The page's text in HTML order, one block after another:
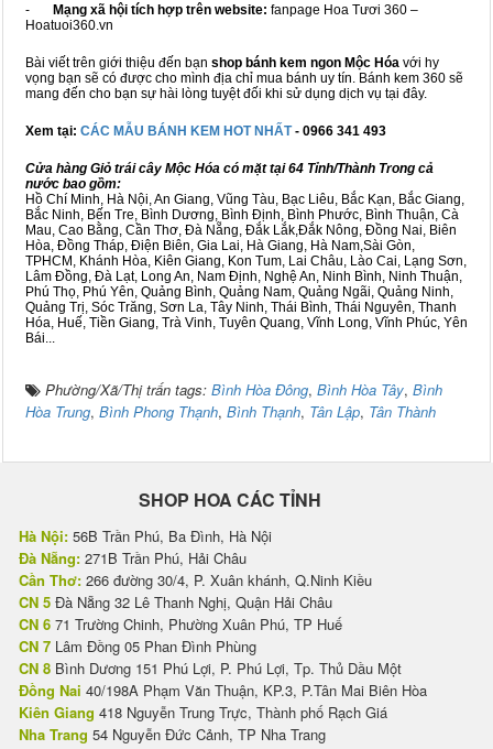
- Mạng xã hội tích hợp trên website: fanpage Hoa Tươi 360 –
Hoatuoi360.vn
Bài viết trên giới thiệu đến bạn shop bánh kem ngon Mộc Hóa với hy
vọng bạn sẽ có được cho mình địa chỉ mua bánh uy tín. Bánh kem 360 sẽ
mang đến cho bạn sự hài lòng tuyệt đối khi sử dụng dịch vụ tại đây.
Xem tại: CÁC MẪU BÁNH KEM HOT NHẤT- 0966 341 493
Cửa hàng Giỏ trái cây Mộc Hóa có mặt tại 64 Tỉnh/Thành Trong cả
nước bao gồm:
Hồ Chí Minh, Hà Nội, An Giang, Vũng Tàu, Bạc Liêu, Bắc Kạn, Bắc Giang,
Bắc Ninh, Bến Tre, Bình Dương, Bình Định, Bình Phước, Bình Thuận, Cà
Mau, Cao Bằng, Cần Thơ, Đà Nẵng, Đắk Lắk,Đắk Nông, Đồng Nai, Biên
Hòa, Đồng Tháp, Điện Biên, Gia Lai, Hà Giang, Hà Nam,Sài Gòn,
TPHCM, Khánh Hòa, Kiên Giang, Kon Tum, Lai Châu, Lào Cai, Lạng Sơn,
Lâm Đồng, Đà Lạt, Long An, Nam Định, Nghệ An, Ninh Bình, Ninh Thuận,
Phú Thọ, Phú Yên, Quảng Bình, Quảng Nam, Quảng Ngãi, Quảng Ninh,
Quảng Trị, Sóc Trăng, Sơn La, Tây Ninh, Thái Bình, Thái Nguyên, Thanh
Hóa, Huế, Tiền Giang, Trà Vinh, Tuyên Quang, Vĩnh Long, Vĩnh Phúc, Yên
Bái...
Phường/Xã/Thị trấn tags: Bình Hòa Đông, Bình Hòa Tây, Bình
Hòa Trung, Bình Phong Thạnh, Bình Thạnh, Tân Lập, Tân Thành
SHOP HOA CÁC TỈNH
Hà Nội: 56B Trần Phú, Ba Đình, Hà Nội
Đà Nẵng: 271B Trần Phú, Hải Châu
Cần Thơ: 266 đường 30/4, P. Xuân khánh, Q.Ninh Kiều
CN 5 Đà Nẵng 32 Lê Thanh Nghị, Quận Hải Châu
CN 6 71 Trường Chinh, Phường Xuân Phú, TP Huế
CN 7 Lâm Đồng 05 Phan Đình Phùng
CN 8 Bình Dương 151 Phú Lợi, P. Phú Lợi, Tp. Thủ Dầu Một
Đồng Nai 40/198A Phạm Văn Thuận, KP.3, P.Tân Mai Biên Hòa
Kiên Giang 418 Nguyễn Trung Trực, Thành phố Rạch Giá
Nha Trang 54 Nguyễn Đức Cảnh, TP Nha Trang